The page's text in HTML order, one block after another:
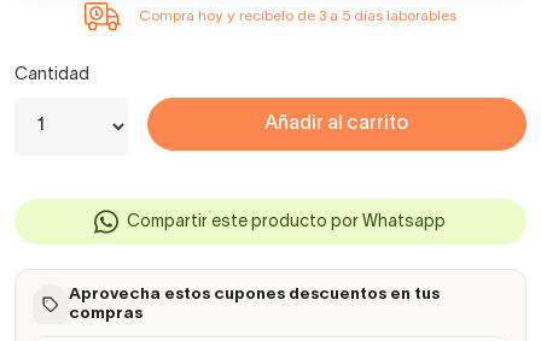
Compra hoy y recíbelo de 3 a 5 días laborables
Cantidad
Añadir al carrito
Compartir este producto por Whatsapp
Aprovecha estos cupones descuentos en tus
compras